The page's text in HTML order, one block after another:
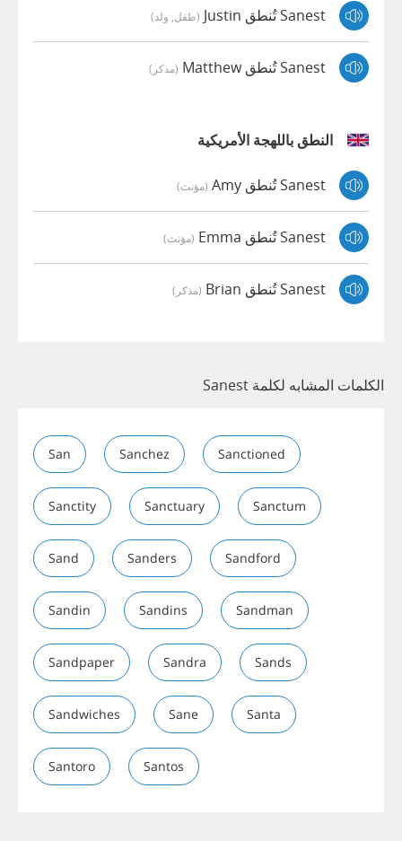
Sanest تُنطق Justin (طفل, ولد)
Sanest تُنطق Matthew (مذكر)
النطق باللهجة الأمريكية
Sanest تُنطق Amy (مؤنث)
Sanest تُنطق Emma (مؤنث)
Sanest تُنطق Brian (مذكر)
الكلمات المشابه لكلمة Sanest
San Sanchez Sanctioned
Sanctity Sanctuary Sanctum
Sand Sanders Sandford
Sandin Sandins Sandman
Sandpaper Sandra Sands
Sandwiches Sane Santa
Santoro Santos